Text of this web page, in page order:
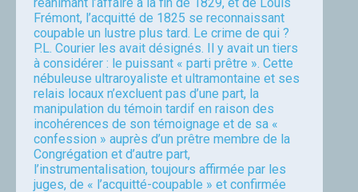
Frémont, l’acquitté de 1825 se reconnaissant
coupable un lustre plus tard. Le crime de qui ?
P.L. Courier les avait désignés. Il y avait un tiers
à considérer : le puissant « parti prêtre ». Cette
nébuleuse ultraroyaliste et ultramontaine et ses
relais locaux n’excluent pas d’une part, la
manipulation du témoin tardif en raison des
incohérences de son témoignage et de sa «
confession » auprès d’un prêtre membre de la
Congrégation et d’autre part,
l’instrumentalisation, toujours affirmée par les
juges, de « l’acquitté-coupable » et confirmée